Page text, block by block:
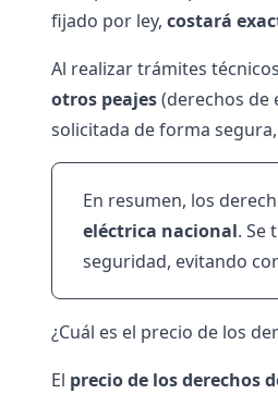
fijado por ley, costará
Al realizar trámites
otros peajes(derechos de
solicitada de forma
En resumen, los
eléctrica nacional. Se
seguridad, evitando
¿Cuál es el precio de los
El precio de los derechos